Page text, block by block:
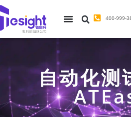
400-999-
自动化测